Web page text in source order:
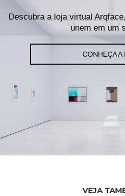
Descubra a loja virtual
unem em um
CONHEÇA A
VEJA